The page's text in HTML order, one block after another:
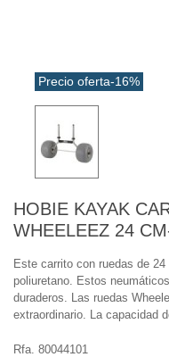
Precio oferta-16%
HOBIE KAYAK
WHEELEEZ 24
Este carrito con ruedas de
poliuretano. Estos
duraderos. Las ruedas
extraordinario. La capacidad
Rfa. 80044101